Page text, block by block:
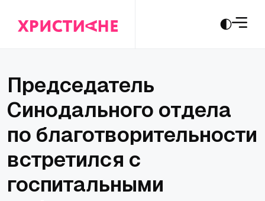
Председатель
Синодального отдела
по благотворительности
встретился с
госпитальными